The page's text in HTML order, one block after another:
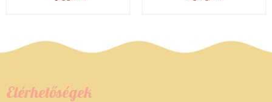
Elérhetőségek